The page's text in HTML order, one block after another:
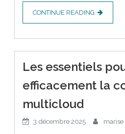
CONTINUE READING
Les essentiels
efficacement la
multicloud
3 décembre 2025 marise